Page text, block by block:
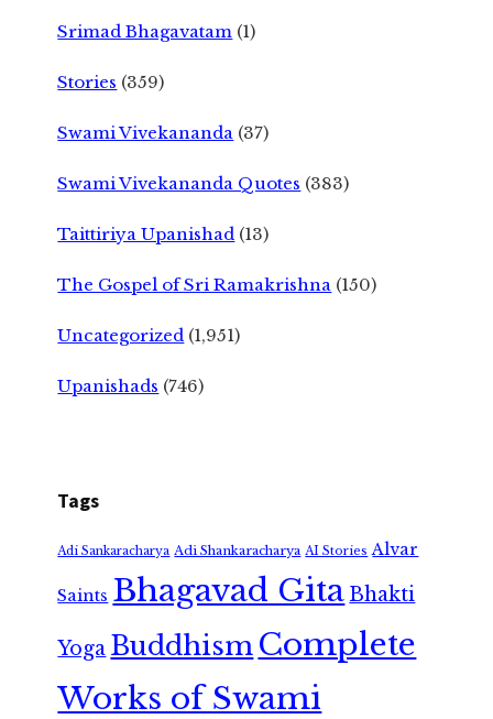
Srimad Bhagavatam (1)
Stories (359)
Swami Vivekananda (37)
Swami Vivekananda Quotes (383)
Taittiriya Upanishad (13)
The Gospel of Sri Ramakrishna (150)
Uncategorized (1,951)
Upanishads (746)
Tags
Adi Sankaracharya Adi Shankaracharya AI Stories Alvar
Saints Bhagavad GitaBhakti
Yoga Buddhism Complete
Works of Swami